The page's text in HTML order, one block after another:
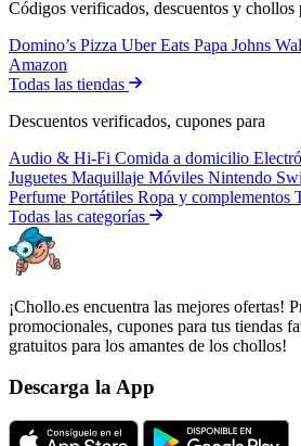
Códigos verificados, descuentos y chollos
Domino’s Pizza Uber Eats Papa Johns
Amazon
Todas las tiendas
Descuentos verificados, cupones para
Audio & Hi-Fi Comida a domicilio
Juguetes Maquillaje Móviles Nintendo
Perfume Portátiles Ropa y complementos
Todas las categorías
¡Chollo.es encuentra las mejores ofertas!
promocionales, cupones para tus tiendas
gratuitos para los amantes de los chollos!
Descarga la App